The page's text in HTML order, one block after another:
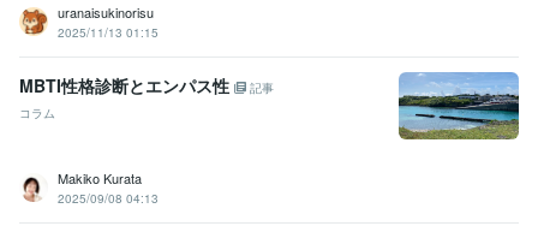
uranaisukinorisu
2025/11/13 01:15
MBTI性格診断とエンパス性
記事
コラム
Makiko Kurata
2025/09/08 04:13